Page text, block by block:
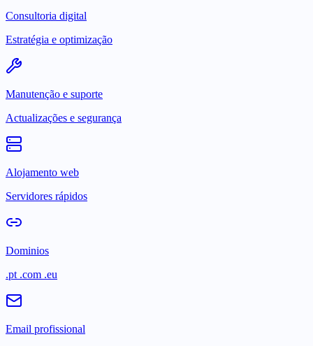
Consultoria digital
Estratégia e optimização
Manutenção e suporte
Actualizações e segurança
Alojamento web
Servidores rápidos
Dominios
.pt .com .eu
Email profissional